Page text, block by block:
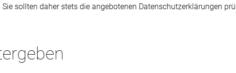
sollten daher stets die angebotenen Datenschutzerklärungen